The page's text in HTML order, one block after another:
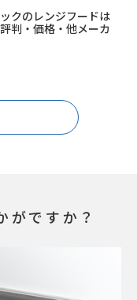
クのレンジフードは
判・価格・他メーカ
がですか？